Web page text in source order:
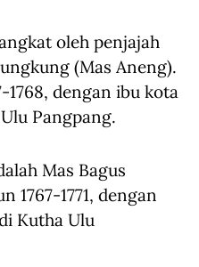
oleh penjajah
(Mas Aneng).
dengan ibu kota
Pangpang.
Mas Bagus
1767-1771, dengan
Kutha Ulu